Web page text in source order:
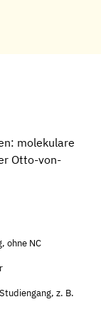
molekulare
Otto-von-
ohne NC
z. B.